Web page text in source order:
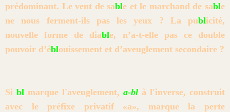
prédominant. Le vent de sable et le marchand de sable
ne nous ferment-ils pas les yeux ? La publicité,
nouvelleforme de diable, n’a-t-elle pas ce double
pouvoir d’éblouissement et d’aveuglement secondaire ?
Si bl marque l'aveuglement, a-bl à l'inverse, construit
avec le préfixe privatif «a», marque la perte